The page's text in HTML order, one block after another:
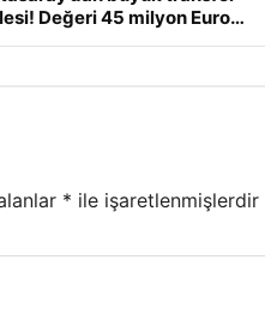
Değeri 45 milyon Euro…
* ile işaretlenmişlerdir